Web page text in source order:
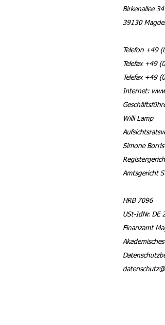
Birkenallee 34
39130
Telefon +49
Telefax +49
Telefax +49
Internet:
Willi Lamp
Simone Borris
Amtsgericht
HRB 7096
USt-IdNr. DE
Finanzamt